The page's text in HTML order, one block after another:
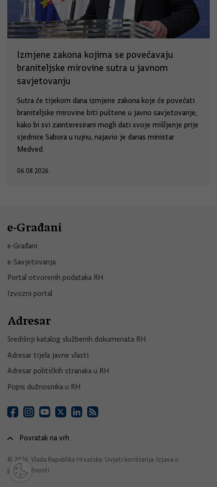
Izmjene zakona kojima se povećavaju
braniteljske mirovine sutra u javnom
savjetovanju
Sutra će tijekom dana izmjene zakona koje će povećati
braniteljske mirovine biti puštene u javno savjetovanje,
kako bi svi zainteresirani mogli dati svoje mišljenje prije
sjednice Sabora u rujnu, najavio je danas ministar
Medved.
06.08.2026.
e-Građani
e-Građani
e-Savjetovanja
Portal otvorenih podataka RH
Izvozni portal
Adresar
Središnji katalog službenih dokumenata RH
Adresar tijela javne vlasti
Adresar političkih stranaka u RH
Popis dužnosnika u RH
Povratak na vrh
© 2026. Vlada Republike Hrvatske. Uvjeti korištenja Izjava o
pristupačnosti